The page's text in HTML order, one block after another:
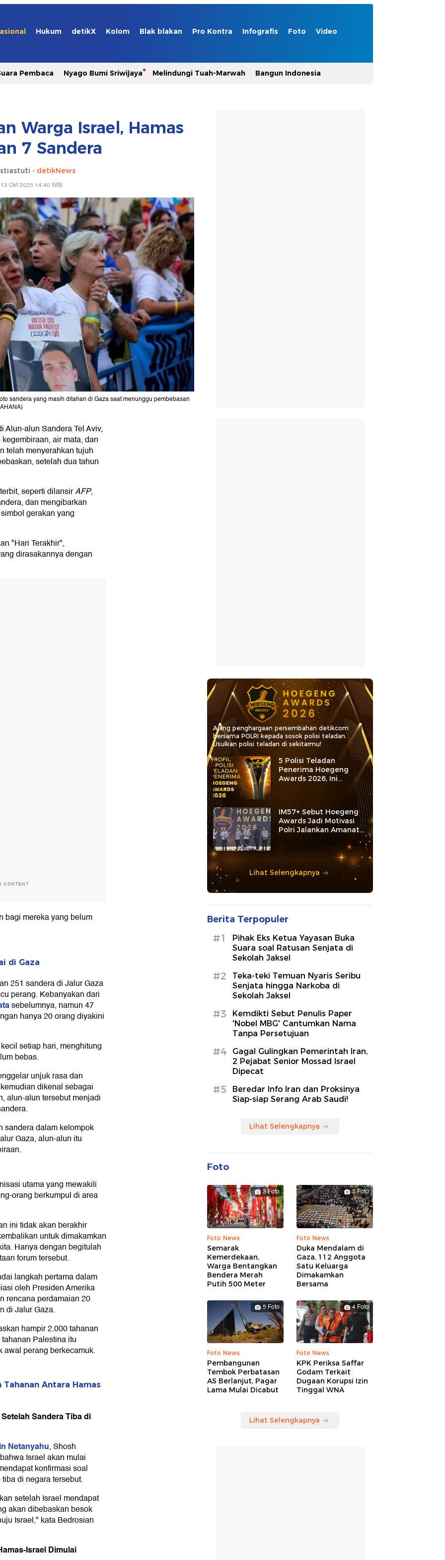
Hukum detikX Kolom Blak blakan Pro Kontra Infografis Foto Video
Pembaca Nyago Bumi Sriwijaya Melindungi Tuah-Marwah Bangun Indonesia
Warga Israel, Hamas
7 Sandera
- detikNews
Okt 2025 14:40 WIB
sandera yang masih ditahan di Gaza saat menunggu pembebasan
Alun-alun Sandera Tel Aviv,
air mata, dan
telah menyerahkan tujuh
setelah dua tahun
seperti dilansirAFP,
dan mengibarkan
gerakan yang
"Hari Terakhir",
dirasakannya dengan
CONTENT
bagi mereka yang belum
di Gaza
251 sandera di Jalur Gaza
perang. Kebanyakan dari
sebelumnya, namun 47
hanya 20 orang diyakini
setiap hari, menghitung
bebas.
unjuk rasa dan
dikenal sebagai
alun-alun tersebut menjadi
sandera dalam kelompok
Gaza, alun-alun itu
utama yang mewakili
orang berkumpul di area
ini tidak akan berakhir
untuk dimakamkan
Hanya dengan begitulah
forum tersebut.
langkah pertama dalam
oleh Presiden Amerika
rencana perdamaian 20
di Jalur Gaza.
hampir 2.000 tahanan
Palestina itu
awal perang berkecamuk.
Antara Hamas
Sandera Tiba di
Netanyahu, Shosh
Israel akan mulai
konfirmasi soal
di negara tersebut.
setelah Israel mendapat
akan dibebaskan besok
Israel," kata Bedrosian
Israel Dimulai
Ajang penghargaan persembahan detikcom
bersama POLRI kepada sosok polisi teladan.
Usulkan polisi teladan di sekitarmu!
5 Polisi Teladan
Penerima Hoegeng
Awards 2026, Ini
Kategori dan Kiprahnya
IM57+ Sebut Hoegeng
Awards Jadi Motivasi
Polri Jalankan Amanat
Lihat Selengkapnya
Berita Terpopuler
#1
Pihak Eks Ketua Yayasan Buka
Suara soal Ratusan Senjata di
Sekolah Jaksel
#2
Teka-teki Temuan Nyaris Seribu
Senjata hingga Narkoba di
Sekolah Jaksel
#3
Kemdikti Sebut Penulis Paper
'Nobel MBG' Cantumkan Nama
Tanpa Persetujuan
#4
Gagal Gulingkan Pemerintah Iran,
2 Pejabat Senior Mossad Israel
Dipecat
#5
Beredar Info Iran dan Proksinya
Siap-siap Serang Arab Saudi!
Lihat Selengkapnya
Foto
3 Foto
Foto News
Semarak
Kemerdekaan,
Warga Bentangkan
Bendera Merah
Putih 500 Meter
5 Foto
Foto News
Duka Mendalam di
Gaza, 112 Anggota
Satu Keluarga
Dimakamkan
Bersama
5 Foto
Foto News
Pembangunan
Tembok Perbatasan
AS Berlanjut, Pagar
Lama Mulai Dicabut
4 Foto
Foto News
KPK Periksa Saffar
Godam Terkait
Dugaan Korupsi Izin
Tinggal WNA
Lihat Selengkapnya